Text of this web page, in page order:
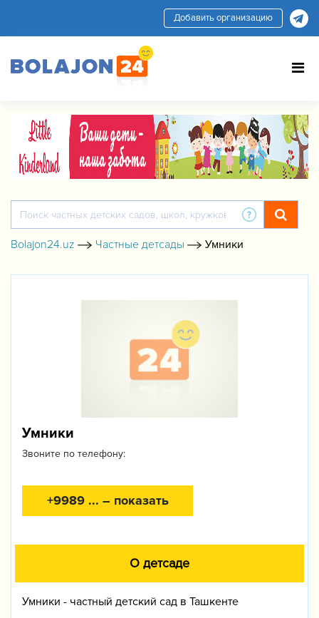
Добавить организацию
Bolajon24.uz Частные детсады Умники
Умники
Звоните по телефону:
+9989 ... – показать
О детсаде
Умники - частный детский сад в Ташкенте